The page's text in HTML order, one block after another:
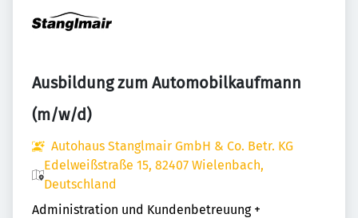
Ausbildung zum Automobilkaufmann
(m/w/d)
Autohaus Stanglmair GmbH & Co. Betr. KG
Edelweißstraße 15, 82407 Wielenbach,
Deutschland
Administration und Kundenbetreuung +